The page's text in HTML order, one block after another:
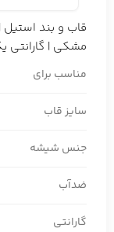
مشکی | گارانتی
مناسب برای
سایز قاب
جنس شیشه
ضدآب
گارانتی